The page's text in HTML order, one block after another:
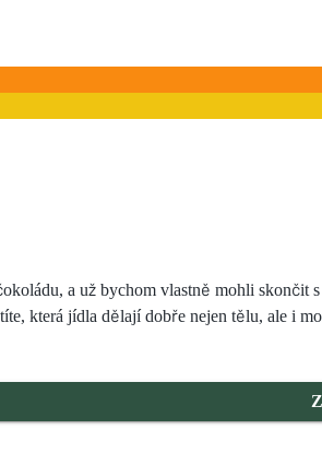
a už bychom vlastně mohli skončit
která jídla dělají dobře nejen tělu, ale i